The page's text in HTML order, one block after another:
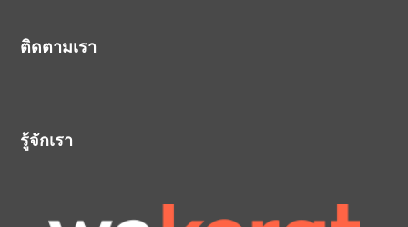
ติดตามเรา
รู้จักเรา